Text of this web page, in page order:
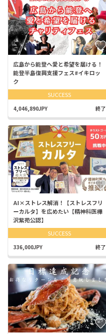
広島から能登へ愛と希望を届ける！
能登半島復興支援フェス#イキロッ
ク
SUCCESS
4,046,890JPY 終了
AI×ストレス解消！【ストレスフリ
ーカルタ】を広めたい【精神科医樺
沢紫苑公認】
SUCCESS
336,000JPY 終了